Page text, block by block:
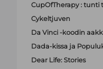
CupOfTherapy : tunti
Cykeltjuven
Da Vinci -koodin
Dada-kissa ja
Dear Life: Stories